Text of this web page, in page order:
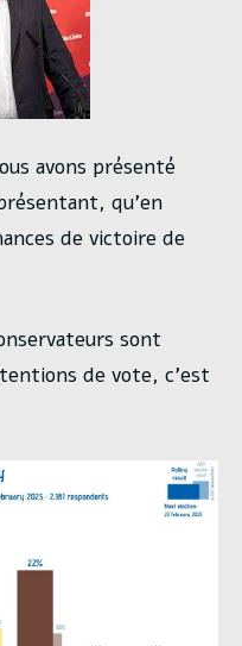
avons présenté
qu’en
de victoire de
sont
de vote, c’est